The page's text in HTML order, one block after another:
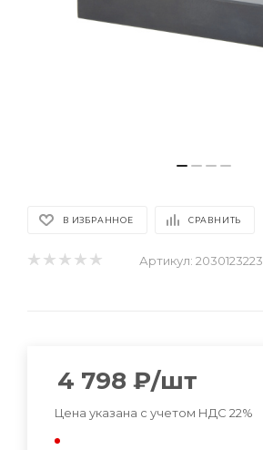
В ИЗБРАННОЕ СРАВНИТЬ
Артикул: 2030123223
4 798 ₽/шт
Цена указана с учетом НДС 22%